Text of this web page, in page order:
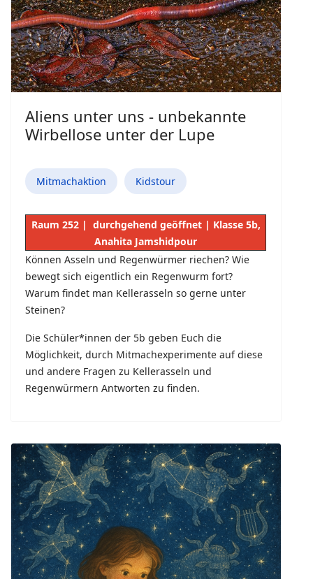
Aliens unter uns - unbekannte
Wirbellose unter der Lupe
Mitmachaktion Kidstour
Raum 252 | durchgehend geöffnet | Klasse 5b,
Anahita Jamshidpour
Können Asseln und Regenwürmer riechen? Wie
bewegt sich eigentlich ein Regenwurm fort?
Warum findet man Kellerasseln so gerne unter
Steinen?
Die Schüler*innen der 5b geben Euch die
Möglichkeit, durch Mitmachexperimente auf diese
und andere Fragen zu Kellerasseln und
Regenwürmern Antworten zu finden.